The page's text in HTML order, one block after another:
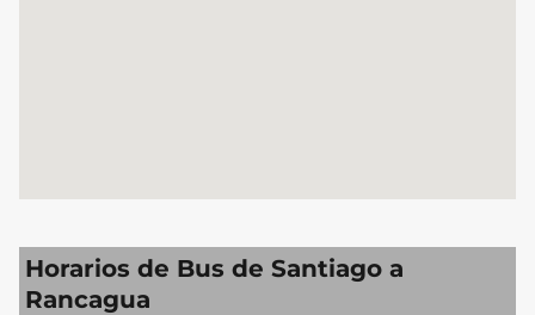
Horarios de Bus de Santiago a
Rancagua